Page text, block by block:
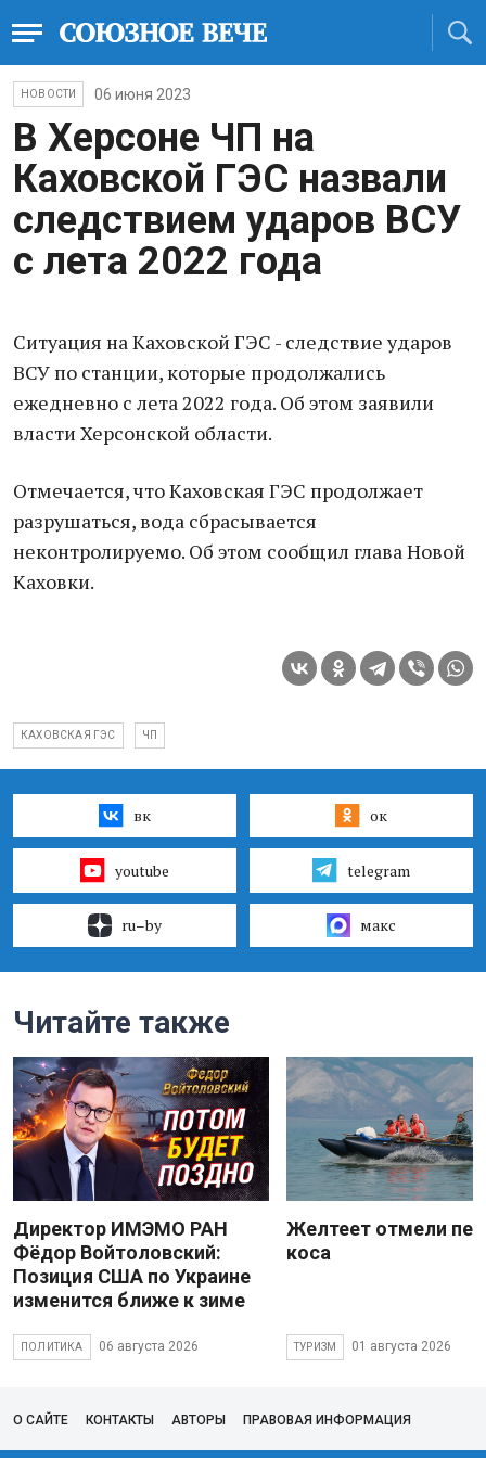
НОВОСТИ 06 июня 2023
В Херсоне ЧП на
Каховской ГЭС назвали
следствием ударов ВСУ
с лета 2022 года
Ситуация на Каховской ГЭС - следствие ударов
ВСУ по станции, которые продолжались
ежедневно с лета 2022 года. Об этом заявили
власти Херсонской области.
Отмечается, что Каховская ГЭС продолжает
разрушаться, вода сбрасывается
неконтролируемо. Об этом сообщил глава Новой
Каховки.
КАХОВСКАЯ ГЭС ЧП
вк ок
youtube telegram
ru–by макс
Читайте также
Директор ИМЭМО РАН
Фёдор Войтоловский:
Позиция США по Украине
изменится ближе к зиме
ПОЛИТИКА 06 августа 2026
Желтеет отмели
коса
ТУРИЗМ 01 августа 2026
О САЙТЕ КОНТАКТЫ АВТОРЫ ПРАВОВАЯ ИНФОРМАЦИЯ